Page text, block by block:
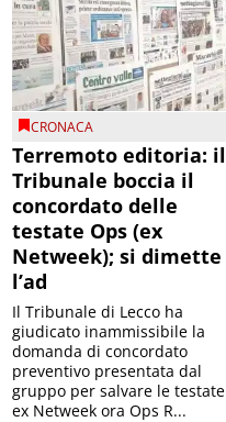
CRONACA
Terremoto editoria: il
Tribunale boccia il
concordato delle
testate Ops (ex
Netweek); si dimette
l’ad
Il Tribunale di Lecco ha
giudicato inammissibile la
domanda di concordato
preventivo presentata dal
gruppo per salvare le testate
ex Netweek ora Ops R...